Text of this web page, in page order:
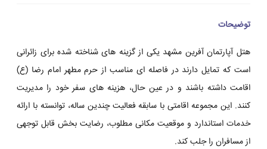
توضیحات
هتل آپارتمان آفرین مشهد یکی از گزینه های شناخته شده برای زائرانی
است که تمایل دارند در فاصله ای مناسب از حرم مطهر امام رضا (ع)
اقامت داشته باشند و در عین حال، هزینه های سفر خود را مدیریت
کنند. این مجموعه اقامتی با سابقه فعالیت چندین ساله، توانسته با ارائه
خدمات استاندارد و موقعیت مکانی مطلوب، رضایت بخش قابل توجهی
از مسافران را جلب کند.